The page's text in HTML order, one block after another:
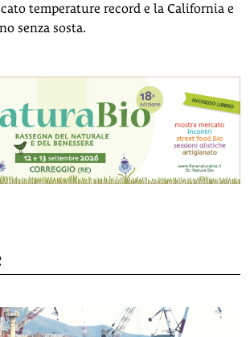
temperature record e la California e
senza sosta.